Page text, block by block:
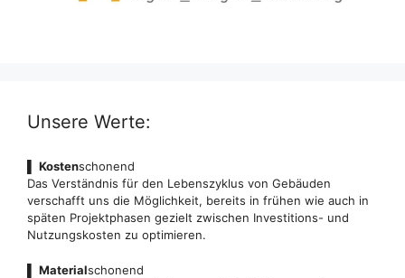
Unsere Werte:
Kostenschonend
Das Verständnis für den Lebenszyklus von Gebäuden
verschafft uns die Möglichkeit, bereits in frühen wie auch in
späten Projektphasen gezielt zwischen Investitions- und
Nutzungskosten zu optimieren.
Materialschonend